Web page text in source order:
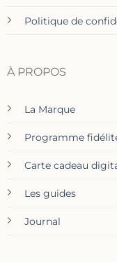
Politique de
À PROPOS
La Marque
Programme
Carte cadeau
Les guides
Journal